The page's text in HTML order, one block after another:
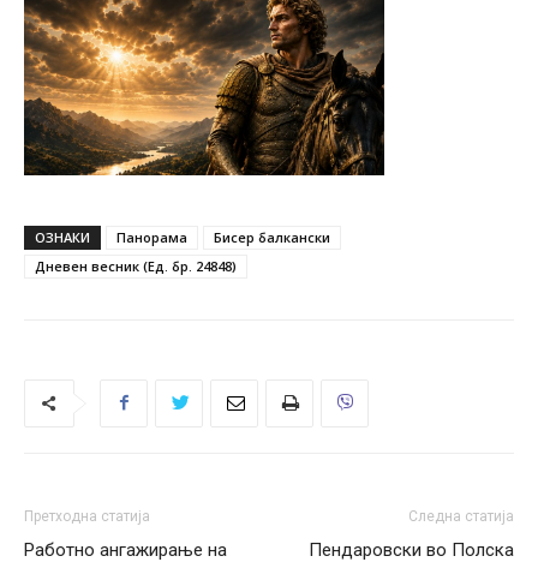
ОЗНАКИ Панорама
Бисер балкански
Дневен весник (Ед. бр. 24848)
Претходна статија
Работно ангажирање на
Следна статија
Пендаровски во Полска